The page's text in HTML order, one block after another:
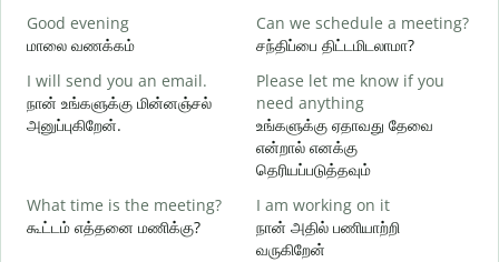
Good evening
மாலை வணக்கம்
Can we schedule a meeting?
சந்திப்பை திட்டமிடலாமா?
I will send you an email.
நான் உங்களுக்கு மின்னஞ்சல்
அனுப்புகிறேன்.
Please let me know if you
need anything
உங்களுக்கு ஏதாவது தேவை
என்றால் எனக்கு
தெரியப்படுத்தவும்
What time is the meeting?
கூட்டம் எத்தனை மணிக்கு?
I am working on it
நான் அதில் பணியாற்றி
வருகிறேன்